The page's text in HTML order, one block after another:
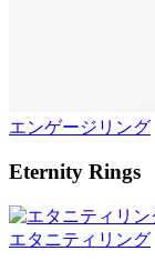
エンゲージリング
Eternity Rings
エタニティリング